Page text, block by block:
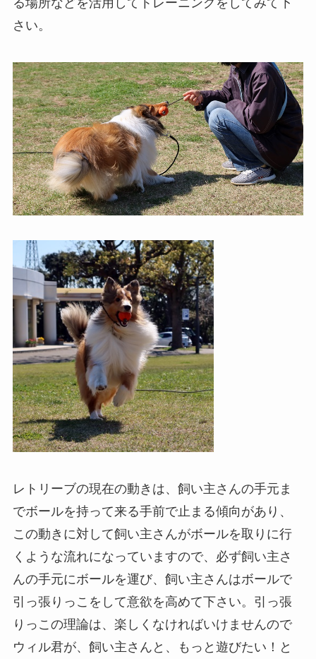
さい。
レトリーブの現在の動きは、飼い主さんの手元ま
でボールを持って来る手前で止まる傾向があり、
この動きに対して飼い主さんがボールを取りに行
くような流れになっていますので、必ず飼い主さ
んの手元にボールを運び、飼い主さんはボールで
引っ張りっこをして意欲を高めて下さい。引っ張
りっこの理論は、楽しくなければいけませんので
ウィル君が、飼い主さんと、もっと遊びたい！と